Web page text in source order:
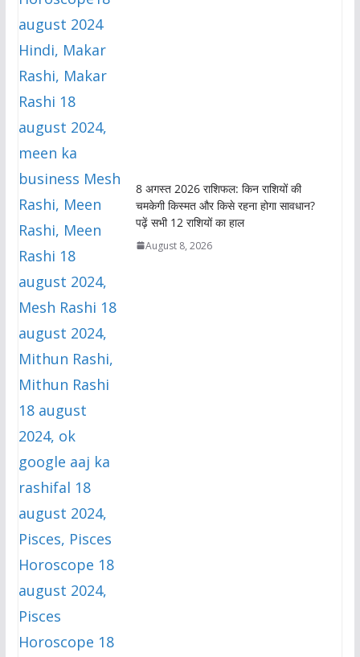
8 अगस्त 2026 राशिफल: किन राशियों की
चमकेगी किस्मत और किसे रहना होगा सावधान?
पढ़ें सभी 12 राशियों का हाल
August 8, 2026